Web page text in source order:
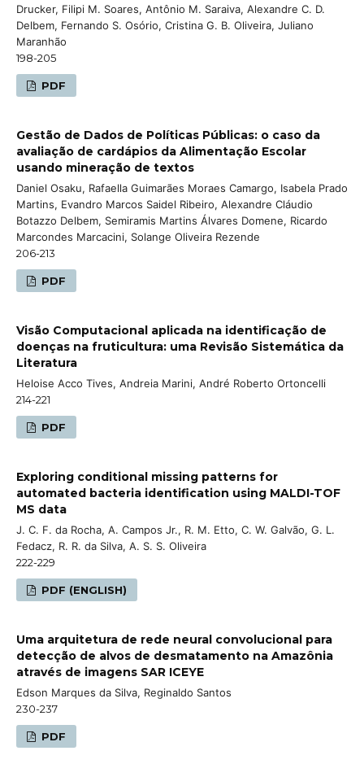
Drucker, Filipi M. Soares, Antônio M. Saraiva, Alexandre C. D.
Delbem, Fernando S. Osório, Cristina G. B. Oliveira, Juliano
Maranhão
198-205
PDF
Gestão de Dados de Políticas Públicas: o caso da
avaliação de cardápios da Alimentação Escolar
usando mineração de textos
Daniel Osaku, Rafaella Guimarães Moraes Camargo, Isabela Prado
Martins, Evandro Marcos Saidel Ribeiro, Alexandre Cláudio
Botazzo Delbem, Semiramis Martins Álvares Domene, Ricardo
Marcondes Marcacini, Solange Oliveira Rezende
206-213
PDF
Visão Computacional aplicada na identificação de
doenças na fruticultura: uma Revisão Sistemática da
Literatura
Heloise Acco Tives, Andreia Marini, André Roberto Ortoncelli
214-221
PDF
Exploring conditional missing patterns for
automated bacteria identification using MALDI-TOF
MS data
J. C. F. da Rocha, A. Campos Jr., R. M. Etto, C. W. Galvão, G. L.
Fedacz, R. R. da Silva, A. S. S. Oliveira
222-229
PDF (ENGLISH)
Uma arquitetura de rede neural convolucional para
detecção de alvos de desmatamento na Amazônia
através de imagens SAR ICEYE
Edson Marques da Silva, Reginaldo Santos
230-237
PDF